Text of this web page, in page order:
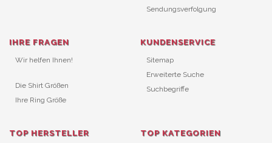
Sendungsverfolgung
IHRE FRAGEN
Wir helfen Ihnen!
Die Shirt Größen
Ihre Ring Größe
KUNDENSERVICE
Sitemap
Erweiterte Suche
Suchbegriffe
TOP HERSTELLER TOP KATEGORIEN